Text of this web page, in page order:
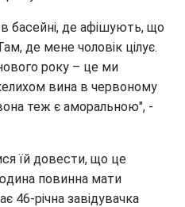
басейні, де афішують, що
де мене чоловік цілує.
року – це ми
вина в червоному
теж є аморальною", -
їй довести, що це
повинна мати
46-річна завідувачка